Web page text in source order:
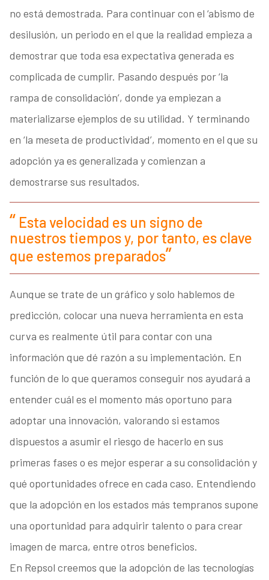
no está demostrada. Para continuar con el ‘abismo de
desilusión, un periodo en el que la realidad empieza a
demostrar que toda esa expectativa generada es
complicada de cumplir. Pasando después por ‘la
rampa de consolidación’, donde ya empiezan a
materializarse ejemplos de su utilidad. Y terminando
en ‘la meseta de productividad’, momento en el que su
adopción ya es generalizada y comienzan a
demostrarse sus resultados.
Esta velocidad es un signo de
nuestros tiempos y, por tanto, es clave
que estemos preparados
Aunque se trate de un gráfico y solo hablemos de
predicción, colocar una nueva herramienta en esta
curva es realmente útil para contar con una
información que dé razón a su implementación. En
función de lo que queramos conseguir nos ayudará a
entender cuál es el momento más oportuno para
adoptar una innovación, valorando si estamos
dispuestos a asumir el riesgo de hacerlo en sus
primeras fases o es mejor esperar a su consolidación y
qué oportunidades ofrece en cada caso. Entendiendo
que la adopción en los estados más tempranos supone
una oportunidad para adquirir talento o para crear
imagen de marca, entre otros beneficios.
En Repsol creemos que la adopción de las tecnologías